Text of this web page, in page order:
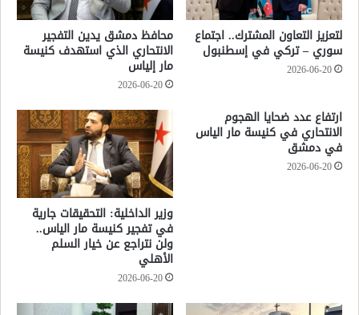
لتعزيز التعاون المشترك.. اجتماع
سوري – تركي في إسطنبول
2026-06-20
محافظ دمشق يدين التفجير
الانتحاري الذي استهدف كنيسة
مار إلياس
2026-06-20
ارتفاع عدد ضحايا الهجوم
الانتحاري في كنيسة مار الياس
في دمشق
2026-06-20
وزير الداخلية: التحقيقات جارية
في تفجير كنيسة مار الياس..
ولن نتراجع عن خيار السلم
الأهلي
2026-06-20